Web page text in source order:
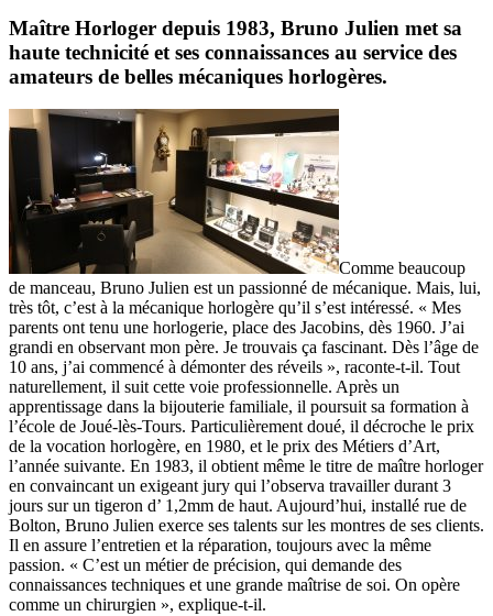
Maître Horloger depuis 1983, Bruno Julien met sa
haute technicité et ses connaissances au service des
amateurs de belles mécaniques horlogères.
Comme beaucoup
de manceau, Bruno Julien est un passionné de mécanique. Mais, lui,
très tôt, c’est à la mécanique horlogère qu’il s’est intéressé. « Mes
parents ont tenu une horlogerie, place des Jacobins, dès 1960. J’ai
grandi en observant mon père. Je trouvais ça fascinant. Dès l’âge de
10 ans, j’ai commencé à démonter des réveils », raconte-t-il. Tout
naturellement, il suit cette voie professionnelle. Après un
apprentissage dans la bijouterie familiale, il poursuit sa formation à
l’école de Joué-lès-Tours. Particulièrement doué, il décroche le prix
de la vocation horlogère, en 1980, et le prix des Métiers d’Art,
l’année suivante. En 1983, il obtient même le titre de maître horloger
en convaincant un exigeant jury qui l’observa travailler durant 3
jours sur un tigeron d’ 1,2mm de haut. Aujourd’hui, installé rue de
Bolton, Bruno Julien exerce ses talents sur les montres de ses clients.
Il en assure l’entretien et la réparation, toujours avec la même
passion. « C’est un métier de précision, qui demande des
connaissances techniques et une grande maîtrise de soi. On opère
comme un chirurgien », explique-t-il.